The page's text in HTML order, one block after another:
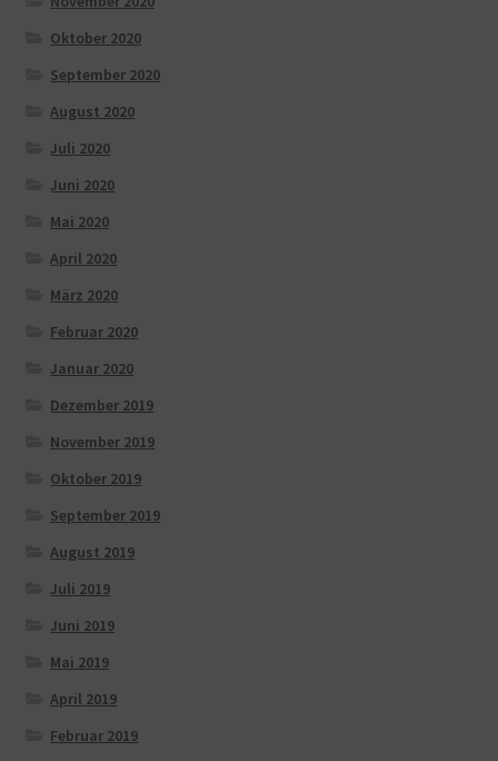
Oktober 2020
September 2020
August 2020
Juli 2020
Juni 2020
Mai 2020
April 2020
März 2020
Februar 2020
Januar 2020
Dezember 2019
November 2019
Oktober 2019
September 2019
August 2019
Juli 2019
Juni 2019
Mai 2019
April 2019
Februar 2019